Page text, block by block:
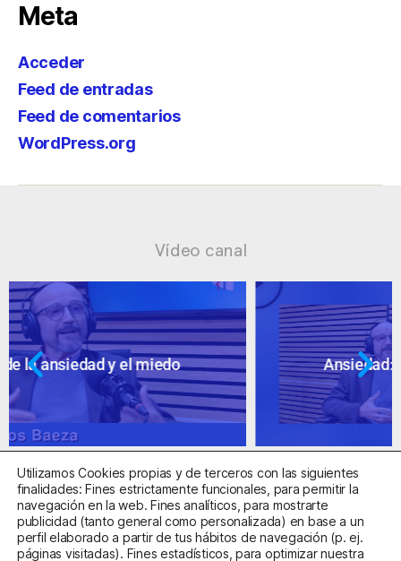
Meta
Acceder
Feed de entradas
Feed de comentarios
WordPress.org
Vídeo canal
Ansiedad: supuestos cuestionables
Centro Sanitario Autorizado con el código E08737002
Utilizamos Cookies propias y de terceros con las siguientes
finalidades: Fines estrictamente funcionales, para permitir la
navegación en la web. Fines analíticos, para mostrarte
publicidad (tanto general como personalizada) en base a un
perfil elaborado a partir de tus hábitos de navegación (p. ej.
páginas visitadas). Fines estadísticos, para optimizar nuestra